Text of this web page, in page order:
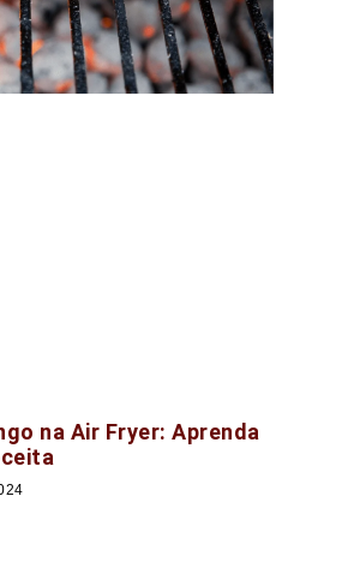
na Air Fryer: Aprenda